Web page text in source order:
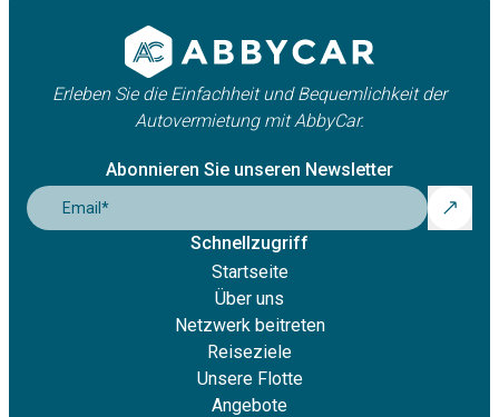
Erleben Sie die Einfachheit und Bequemlichkeit der
Autovermietung mit AbbyCar.
Abonnieren Sie unseren Newsletter
Email *
Schnellzugriff
Startseite
Über uns
Netzwerk beitreten
Reiseziele
Unsere Flotte
Angebote